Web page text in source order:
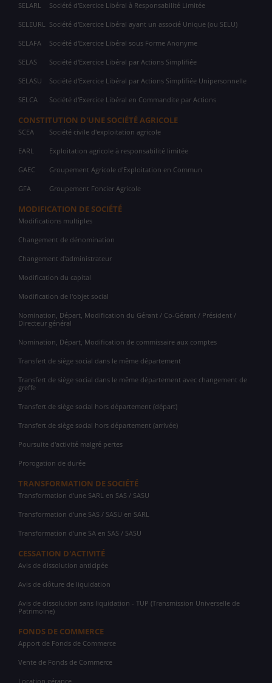
SELARL Société d'Exercice Libéral à Responsabilité Limitée
SELEURL Société d'Exercice Libéral ayant un associé Unique (ou SELU)
SELAFA Société d'Exercice Libéral sous Forme Anonyme
SELAS Société d'Exercice Libéral par Actions Simplifiée
SELASU Société d'Exercice Libéral par Actions Simplifiée Unipersonnelle
SELCA Société d'Exercice Libéral en Commandite par Actions
CONSTITUTION D'UNE SOCIÉTÉ AGRICOLE
SCEA Société civile d'exploitation agricole
EARL Exploitation agricole à responsabilité limitée
GAEC Groupement Agricole d'Exploitation en Commun
GFA Groupement Foncier Agricole
MODIFICATION DE SOCIÉTÉ
Modifications multiples
Changement de dénomination
Changement d'administrateur
Modification du capital
Modification de l'objet social
Nomination, Départ, Modification du Gérant / Co-Gérant / Président /
Directeur général
Nomination, Départ, Modification de commissaire aux comptes
Transfert de siège social dans le même département
Transfert de siège social dans le même département avec changement de
greffe
Transfert de siège social hors département (départ)
Transfert de siège social hors département (arrivée)
Poursuite d'activité malgré pertes
Prorogation de durée
TRANSFORMATION DE SOCIÉTÉ
Transformation d'une SARL en SAS / SASU
Transformation d'une SAS / SASU en SARL
Transformation d'une SA en SAS / SASU
CESSATION D'ACTIVITÉ
Avis de dissolution anticipée
Avis de clôture de liquidation
Avis de dissolution sans liquidation - TUP (Transmission Universelle de
Patrimoine)
FONDS DE COMMERCE
Apport de Fonds de Commerce
Vente de Fonds de Commerce
Location gérance